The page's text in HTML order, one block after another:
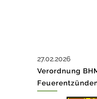
27.02.2026
Verordnung